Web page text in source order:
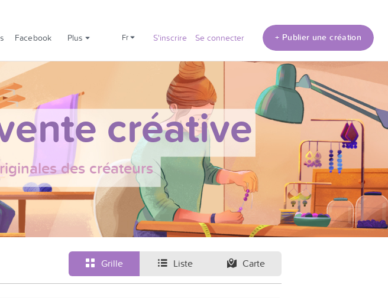
Facebook Plus fr S'inscrire Se connecter + Publier une création
créative
des créateurs
Grille Liste Carte